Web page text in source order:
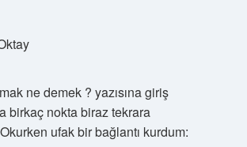
ne demek ? yazısına giriş
birkaç nokta biraz tekrara
ufak bir bağlantı kurdum: